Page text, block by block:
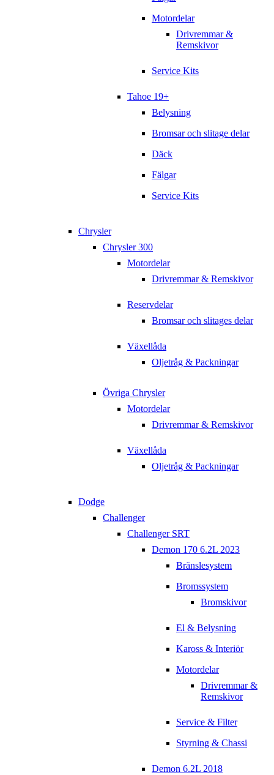
Motordelar
Drivremmar &
Remskivor
Service Kits
Tahoe 19+
Belysning
Bromsar och slitage delar
Däck
Fälgar
Service Kits
Chrysler
Chrysler 300
Motordelar
Drivremmar & Remskivor
Reservdelar
Bromsar och slitages delar
Växellåda
Oljetråg & Packningar
Övriga Chrysler
Motordelar
Drivremmar & Remskivor
Växellåda
Oljetråg & Packningar
Dodge
Challenger
Challenger SRT
Demon 170 6.2L 2023
Bränslesystem
Bromssystem
Bromskivor
El & Belysning
Kaross & Interiör
Motordelar
Drivremmar &
Remskivor
Service & Filter
Styrning & Chassi
Demon 6.2L 2018